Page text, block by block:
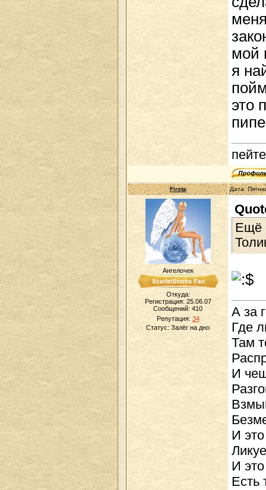
мой
я
это
Firsta Дата:
Ангелочек
Откуда:
Регистрация: 25.06.07
Сообщений: 410
Репутация: 34
Статус: Залёг на дно
Ещё
А за
Где
Там
И
И
И
Есть